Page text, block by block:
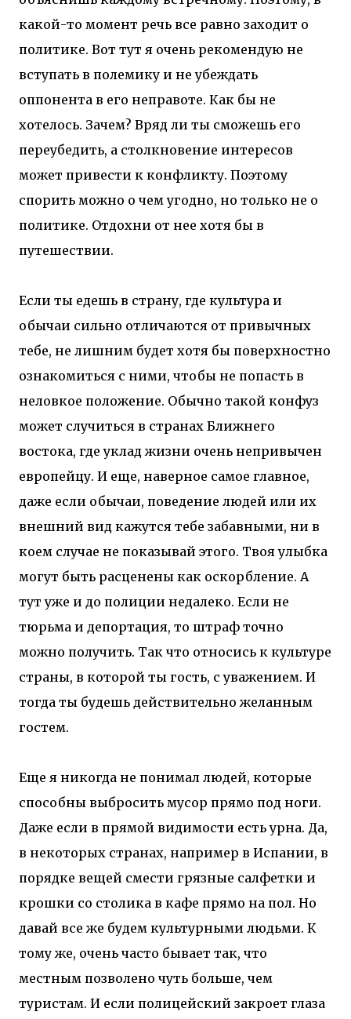
какой-то момент речь все равно заходит о
политике. Вот тут я очень рекомендую не
вступать в полемику и не убеждать
оппонента в его неправоте. Как бы не
хотелось. Зачем? Вряд ли ты сможешь его
переубедить, а столкновение интересов
может привести к конфликту. Поэтому
спорить можно о чем угодно, но только не о
политике. Отдохни от нее хотя бы в
путешествии.
Если ты едешь в страну, где культура и
обычаи сильно отличаются от привычных
тебе, не лишним будет хотя бы поверхностно
ознакомиться с ними, чтобы не попасть в
неловкое положение. Обычно такой конфуз
может случиться в странах Ближнего
востока, где уклад жизни очень непривычен
европейцу. И еще, наверное самое главное,
даже если обычаи, поведение людей или их
внешний вид кажутся тебе забавными, ни в
коем случае не показывай этого. Твоя улыбка
могут быть расценены как оскорбление. А
тут уже и до полиции недалеко. Если не
тюрьма и депортация, то штраф точно
можно получить. Так что относись к культуре
страны, в которой ты гость, с уважением. И
тогда ты будешь действительно желанным
гостем.
Еще я никогда не понимал людей, которые
способны выбросить мусор прямо под ноги.
Даже если в прямой видимости есть урна. Да,
в некоторых странах, например в Испании, в
порядке вещей смести грязные салфетки и
крошки со столика в кафе прямо на пол. Но
давай все же будем культурными людьми. К
тому же, очень часто бывает так, что
местным позволено чуть больше, чем
туристам. И если полицейский закроет глаза